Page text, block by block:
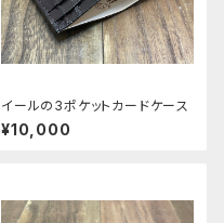
イールの3ポケットカードケース
¥10,000